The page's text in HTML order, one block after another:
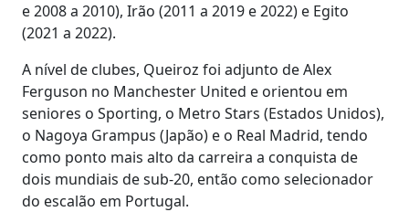
e 2008 a 2010), Irão (2011 a 2019 e 2022) e Egito
(2021 a 2022).
A nível de clubes, Queiroz foi adjunto de Alex
Ferguson no Manchester United e orientou em
seniores o Sporting, o Metro Stars (Estados Unidos),
o Nagoya Grampus (Japão) e o Real Madrid, tendo
como ponto mais alto da carreira a conquista de
dois mundiais de sub-20, então como selecionador
do escalão em Portugal.